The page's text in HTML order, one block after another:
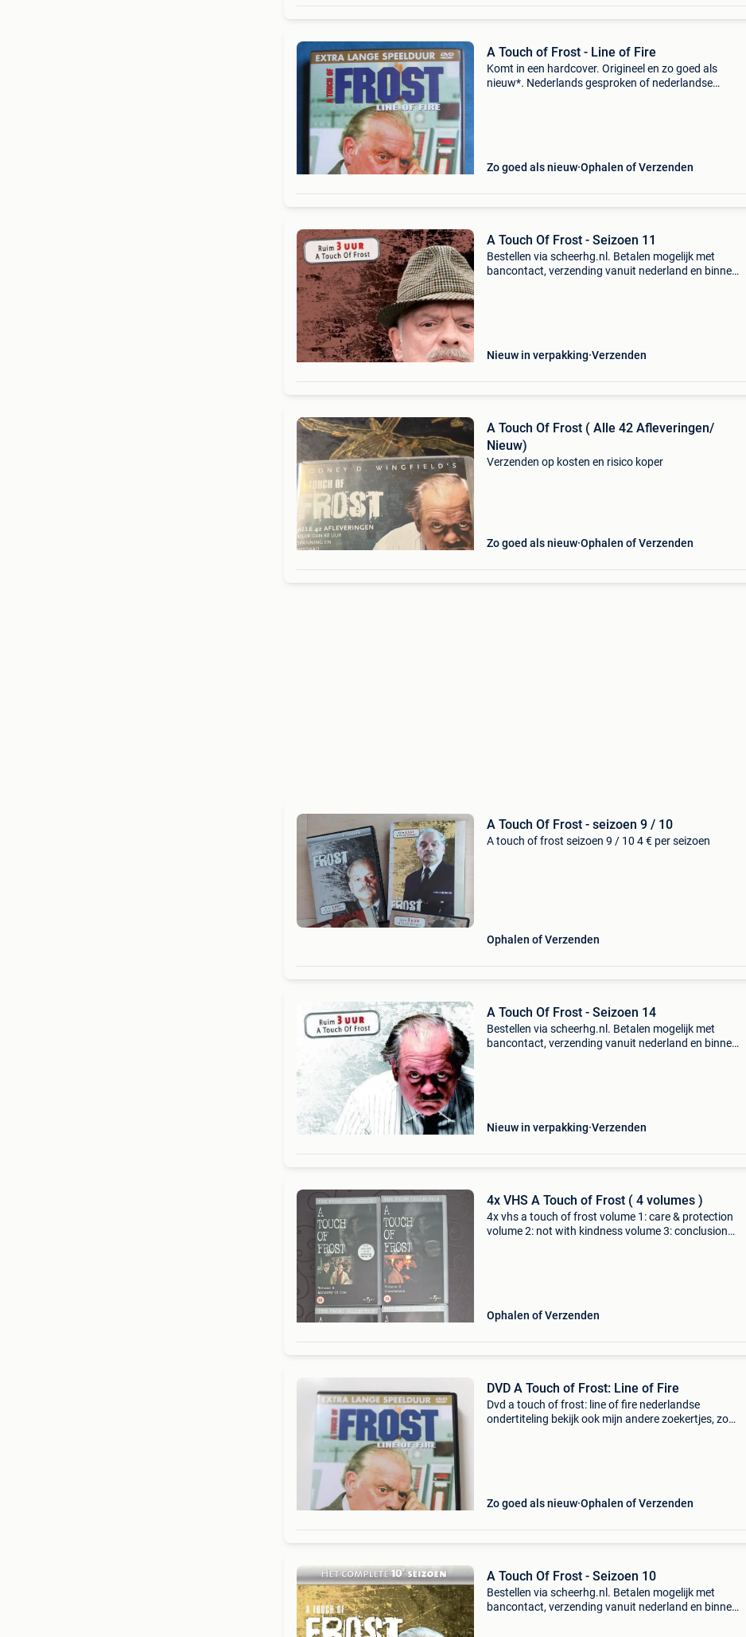
A Touch of Frost - Line of Fire
Komt in een hardcover. Origineel en zo goed als
nieuw*. Nederlands gesproken of nederlandse
Zo goed als nieuw Ophalen of Verzenden
A Touch Of Frost - Seizoen 11
Bestellen via scheerhg.nl. Betalen mogelijk met
bancontact, verzending vanuit nederland en binnen
Nieuw in verpakking Verzenden
A Touch Of Frost ( Alle 42 Afleveringen/
Nieuw)
Verzenden op kosten en risico koper
Zo goed als nieuw Ophalen of Verzenden
A Touch Of Frost - seizoen 9 / 10
A touch of frost seizoen 9 / 10 4 € per seizoen
Ophalen of Verzenden
A Touch Of Frost - Seizoen 14
Bestellen via scheerhg.nl. Betalen mogelijk met
bancontact, verzending vanuit nederland en binnen
Nieuw in verpakking Verzenden
4x VHS A Touch of Frost ( 4 volumes )
4x vhs a touch of frost volume 1: care & protection
volume 2: not with kindness volume 3: conclusions
Ophalen of Verzenden
DVD A Touch of Frost: Line of Fire
Dvd a touch of frost: line of fire nederlandse
ondertiteling bekijk ook mijn andere zoekertjes, zo
Zo goed als nieuw Ophalen of Verzenden
A Touch Of Frost - Seizoen 10
Bestellen via scheerhg.nl. Betalen mogelijk met
bancontact, verzending vanuit nederland en binnen